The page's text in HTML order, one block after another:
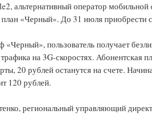
альтернативный оператор
«Черный». До 31 июля приобрести
«Черный», пользователь получает
на 3G-скоростях. Абонентская
20 рублей останутся на счете.
120 рублей.
региональный управляющий